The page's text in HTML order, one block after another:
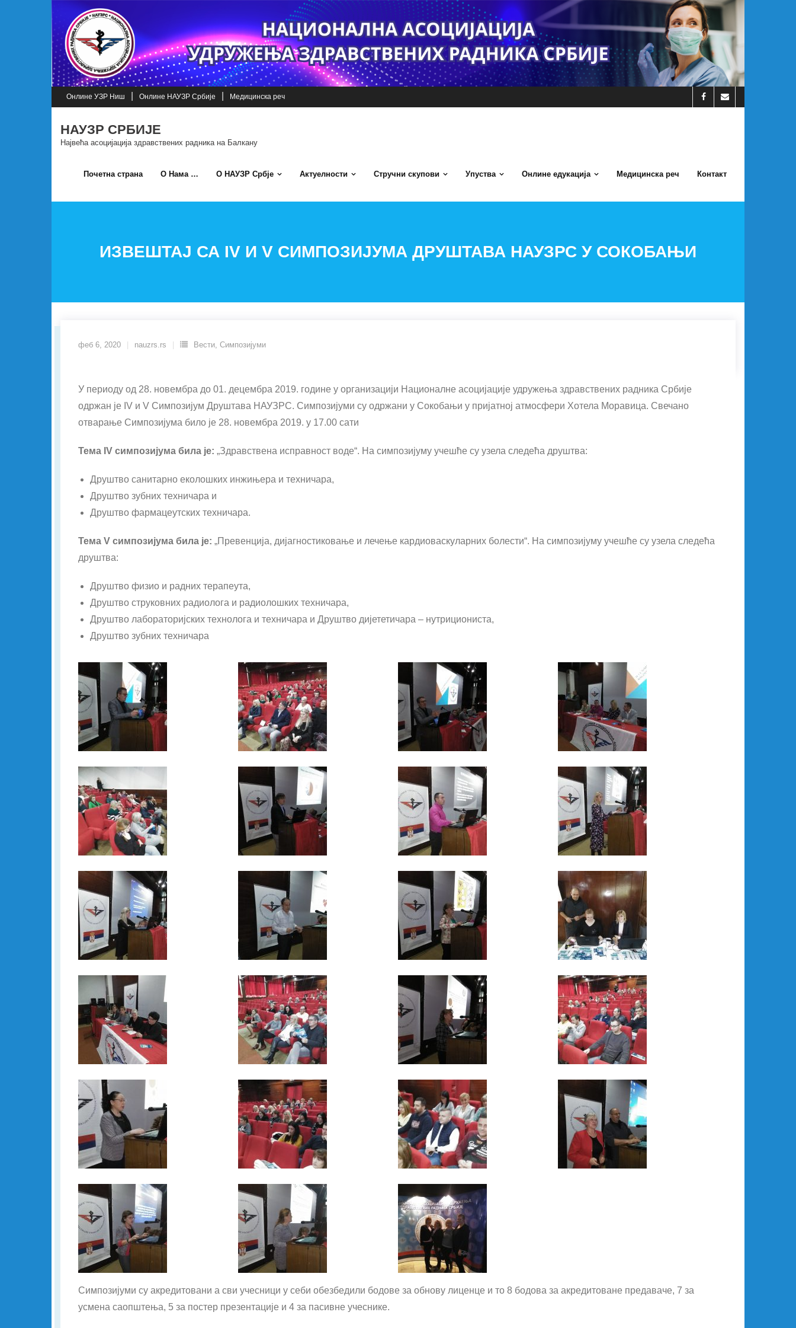
content
Онлине УЗР Ниш Онлине НАУЗР Србије Медицинска реч
НАУЗР СРБИЈЕ
Највећа асоцијација здравствених радника на Балкану
Почетна страна О Нама … О НАУЗР Србје Актуелности Стручни скупови Упуства Онлине едукација Медицинска реч Контакт
ИЗВЕШТАЈ СА IV И V СИМПОЗИЈУМА ДРУШТАВА НАУЗРС У СОКОБАЊИ
феб 6, 2020 nauzrs.rs Вести, Симпозијуми
У периоду од 28. новембра до 01. децембра 2019. године у организацији Националне асоцијације удружења здравствених радника Србије
одржан је IV и V Симпозијум Друштава НАУЗРС. Симпозијуми су одржани у Сокобањи у пријатној атмосфери Хотела Моравица. Свечано
отварање Симпозијума било је 28. новембра 2019. у 17.00 сати
Тема IV симпозијума била је: „Здравствена исправност воде“. На симпозијуму учешће су узела следећа друштва:
Друштво санитарно еколошких инжињера и техничара,
Друштво зубних техничара и
Друштво фармацеутских техничара.
Тема V симпозијума била је: „Превенција, дијагностиковање и лечење кардиоваскуларних болести“. На симпозијуму учешће су узела следећа
друштва:
Друштво физио и радних терапеута,
Друштво струковних радиолога и радиолошких техничара,
Друштво лабораторијских технолога и техничара и Друштво дијететичара – нутрициониста,
Друштво зубних техничара
Симпозијуми су акредитовани а сви учесници у себи обезбедили бодове за обнову лиценце и то 8 бодова за акредитоване предаваче, 7 за
усмена саопштења, 5 за постер презентације и 4 за пасивне учеснике.